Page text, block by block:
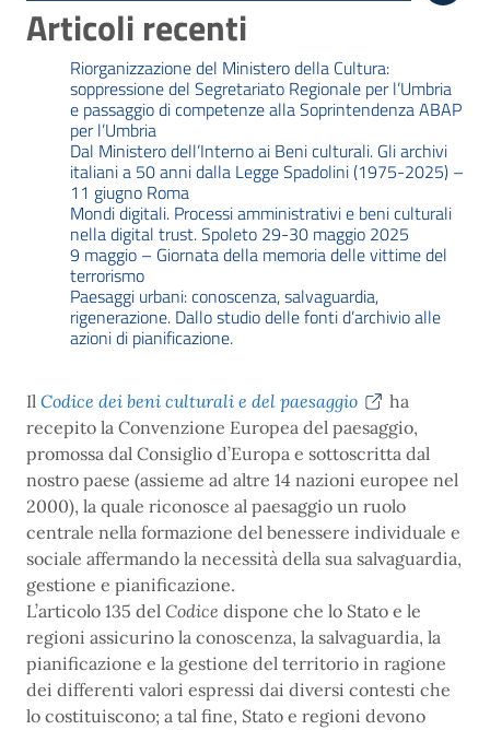
Articoli recenti
Riorganizzazione del Ministero della Cultura:
soppressione del Segretariato Regionale per l’Umbria
e passaggio di competenze alla Soprintendenza ABAP
per l’Umbria
Dal Ministero dell’Interno ai Beni culturali. Gli archivi
italiani a 50 anni dalla Legge Spadolini (1975-2025) –
11 giugno Roma
Mondi digitali. Processi amministrativi e beni culturali
nella digital trust. Spoleto 29-30 maggio 2025
9 maggio – Giornata della memoria delle vittime del
terrorismo
Paesaggi urbani: conoscenza, salvaguardia,
rigenerazione. Dallo studio delle fonti d’archivio alle
azioni di pianificazione.
Il Codice dei beni culturali e del paesaggio
ha
recepito la Convenzione Europea del paesaggio,
promossa dal Consiglio d’Europa e sottoscritta dal
nostro paese (assieme ad altre 14 nazioni europee nel
2000), la quale riconosce al paesaggio un ruolo
centrale nella formazione del benessere individuale e
sociale affermando la necessità della sua salvaguardia,
gestione e pianificazione.
L’articolo 135 del Codice dispone che lo Stato e le
regioni assicurino la conoscenza, la salvaguardia, la
pianificazione e la gestione del territorio in ragione
dei differenti valori espressi dai diversi contesti che
lo costituiscono; a tal fine, Stato e regioni devono